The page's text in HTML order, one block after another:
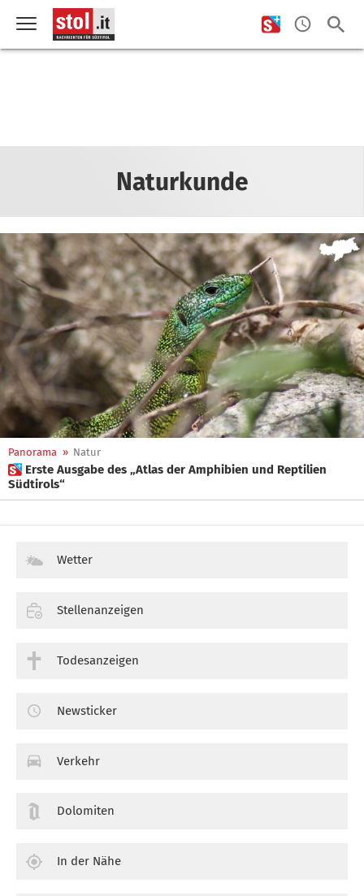
Naturkunde
Panorama » Natur
 Erste Ausgabe des „Atlas der Amphibien und Reptilien
Südtirols“
Wetter
Stellenanzeigen
Todesanzeigen
Newsticker
Verkehr
Dolomiten
In der Nähe